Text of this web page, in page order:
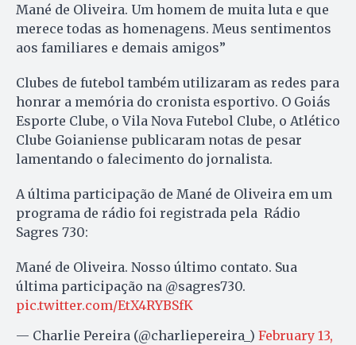
Mané de Oliveira. Um homem de muita luta e que
merece todas as homenagens. Meus sentimentos
aos familiares e demais amigos”
Clubes de futebol também utilizaram as redes para
honrar a memória do cronista esportivo. O Goiás
Esporte Clube, o Vila Nova Futebol Clube, o Atlético
Clube Goianiense publicaram notas de pesar
lamentando o falecimento do jornalista.
A última participação de Mané de Oliveira em um
programa de rádio foi registrada pela Rádio
Sagres 730:
Mané de Oliveira. Nosso último contato. Sua
última participação na @sagres730.
pic.twitter.com/EtX4RYBSfK
— Charlie Pereira (@charliepereira_) February 13,